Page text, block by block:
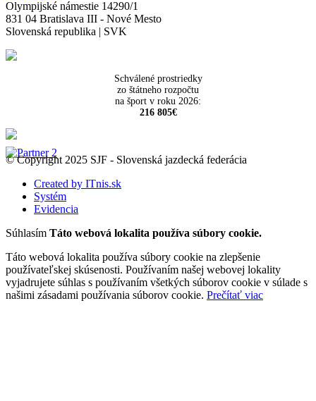
Olympijské námestie 14290/1
831 04 Bratislava III - Nové Mesto
Slovenská republika | SVK
Schválené prostriedky
zo štátneho rozpočtu
na šport v roku 2026:
216 805€
© Copyright 2025 SJF - Slovenská jazdecká federácia
Created by ITnis.sk
Systém
Evidencia
Súhlasím Táto webová lokalita používa súbory cookie.
Táto webová lokalita používa súbory cookie na zlepšenie
používateľskej skúsenosti. Používaním našej webovej lokality
vyjadrujete súhlas s používaním všetkých súborov cookie v súlade s
našimi zásadami používania súborov cookie. Prečítať viac